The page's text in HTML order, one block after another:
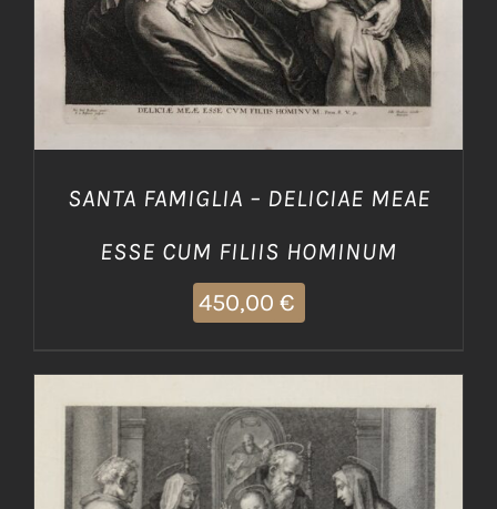
SANTA FAMIGLIA – DELICIAE MEAE
ESSE CUM FILIIS HOMINUM
450,00 €